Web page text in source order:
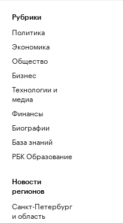
Рубрики
Политика
Экономика
Общество
Бизнес
Технологии и
медиа
Финансы
Биографии
База знаний
РБК Образование
Новости
регионов
Санкт-Петербург
и область